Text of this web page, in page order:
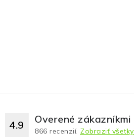
4.9 Overené zákazníkmi
866 recenzií. Zobraziť